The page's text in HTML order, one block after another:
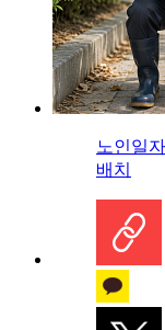
노인일
배치